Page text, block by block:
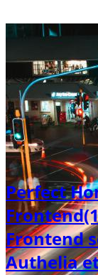
Perfect
Frontend
Authelia